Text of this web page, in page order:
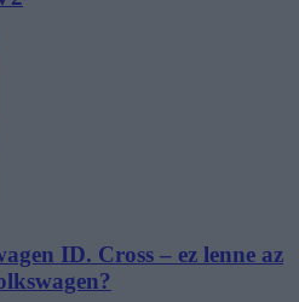
ID. Cross – ez lenne az